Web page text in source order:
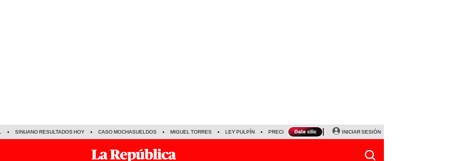
SINUANO RESULTADOS HOY CASO MOCHASUELDOS MIGUEL TORRES LEY PULPÍN PRECIO DEL DÓLAR CORTE DE LUZ VIERNES 7 DE AGOSTO
INICIAR SESIÓN